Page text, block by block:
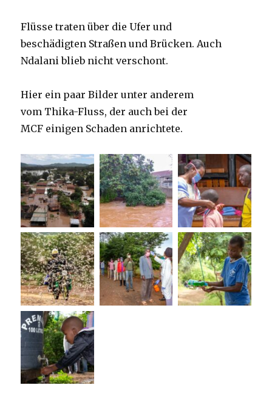
Flüsse traten über die Ufer und
beschädigten Straßen und Brücken. Auch
Ndalani blieb nicht verschont.
Hier ein paar Bilder unter anderem
vom Thika-Fluss, der auch bei der
MCF einigen Schaden anrichtete.